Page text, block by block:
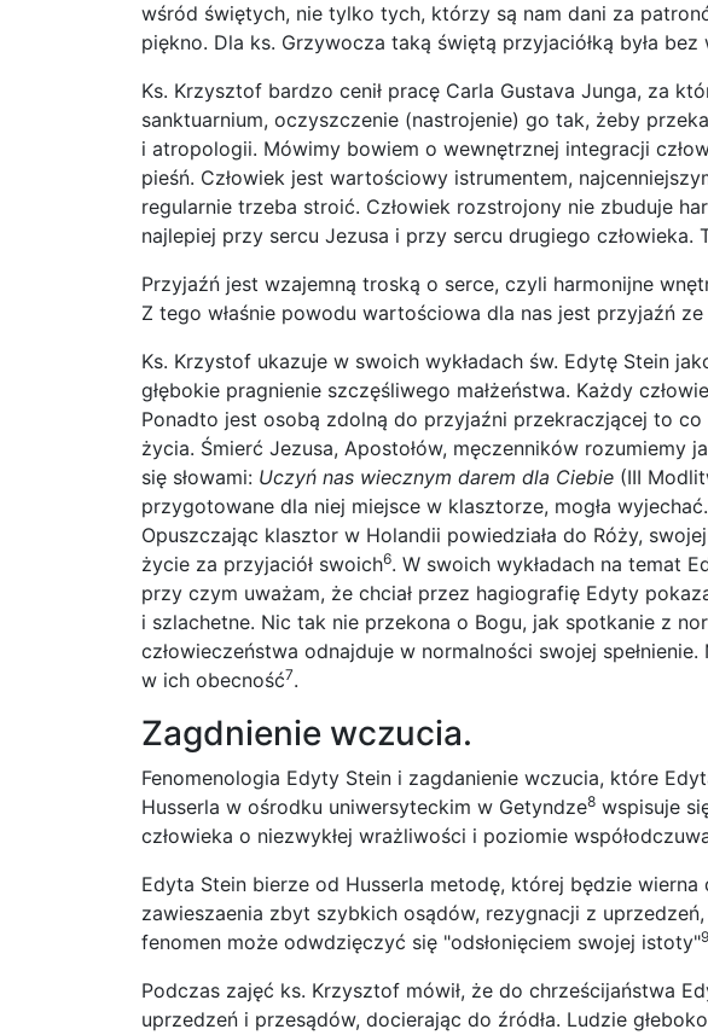
wśród świętych, nie tylko tych, którzy są nam dani za
piękno. Dla ks. Grzywocza taką świętą przyjaciółką była
Ks. Krzysztof bardzo cenił pracę Carla Gustava Junga, za
sanktuarnium, oczyszczenie (nastrojenie) go tak, żeby
i atropologii. Mówimy bowiem o wewnętrznej integracji
pieśń. Człowiek jest wartościowy istrumentem,
regularnie trzeba stroić. Człowiek rozstrojony nie zbuduje
najlepiej przy sercu Jezusa i przy sercu drugiego
Przyjaźń jest wzajemną troską o serce, czyli harmonijne
Z tego właśnie powodu wartościowa dla nas jest przyjaźń
Ks. Krzystof ukazuje w swoich wykładach św. Edytę Stein
głębokie pragnienie szczęśliwego małżeństwa. Każdy
Ponadto jest osobą zdolną do przyjaźni przekraczjącej to
życia. Śmierć Jezusa, Apostołów, męczenników
się słowami: Uczyń nas wiecznym darem dla Ciebie (III
przygotowane dla niej miejsce w klasztorze, mogła
Opuszczając klasztor w Holandii powiedziała do Róży,
życie za przyjaciół swoich6. W swoich wykładach na temat
przy czym uważam, że chciał przez hagiografię Edyty
i szlachetne. Nic tak nie przekona o Bogu, jak spotkanie z
człowieczeństwa odnajduje w normalności swojej
w ich obecność7.
Zagdnienie wczucia.
Fenomenologia Edyty Stein i zagdanienie wczucia, które
Husserla w ośrodku uniwersyteckim w Getyndze8 wspisuje
człowieka o niezwykłej wrażliwości i poziomie
Edyta Stein bierze od Husserla metodę, której będzie
zawieszaenia zbyt szybkich osądów, rezygnacji z
fenomen może odwdzięczyć się "odsłonięciem swojej istoty"9
Podczas zajęć ks. Krzysztof mówił, że do chrześcijaństwa
uprzedzeń i przesądów, docierając do źródła. Ludzie